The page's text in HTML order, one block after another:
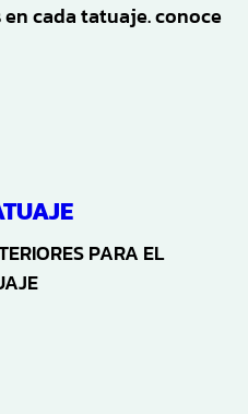
cada tatuaje. conoce
PARA EL